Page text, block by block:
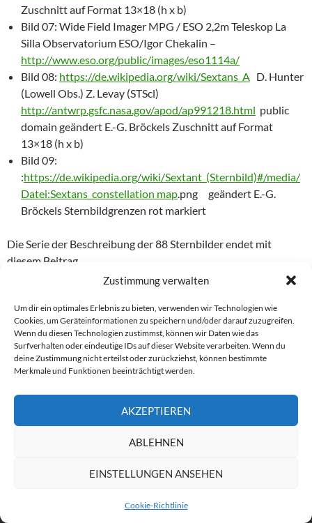
Zustimmung verwalten
Um dir ein optimales Erlebnis zu bieten, verwenden wir Technologien wie
Cookies, um Geräteinformationen zu speichern und/oder darauf zuzugreifen.
Wenn du diesen Technologien zustimmst, können wir Daten wie das
Surfverhalten oder eindeutige IDs auf dieser Website verarbeiten. Wenn du
deine Zustimmung nicht erteilst oder zurückziehst, können bestimmte
Merkmale und Funktionen beeinträchtigt werden.
AKZEPTIEREN
ABLEHNEN
EINSTELLUNGEN ANSEHEN
Cookie-Richtlinie
Zuschnitt auf Format 13×18 (h x b)
Bild 07: Wide Field Imager MPG / ESO 2,2m Teleskop La
Silla Observatorium ESO/Igor Chekalin –
http://www.eso.org/public/images/eso1114a/
Bild 08: https://de.wikipedia.org/wiki/Sextans_A D. Hunter
(Lowell Obs.) Z. Levay (STScl)
http://antwrp.gsfc.nasa.gov/apod/ap991218.html public
domain geändert E.-G. Bröckels Zuschnitt auf Format
13×18 (h x b)
Bild 09:
:https://de.wikipedia.org/wiki/Sextant_(Sternbild)#/media/
Datei:Sextans_constellation map.png geändert E.-G.
Bröckels Sternbildgrenzen rot markiert
Die Serie der Beschreibung der 88 Sternbilder endet mit
diesem Beitrag.
2024 FRÜHLINGSSTERNBILD
HIMMELSÄQUATOR
STERNBILDBESCHREIBUNG